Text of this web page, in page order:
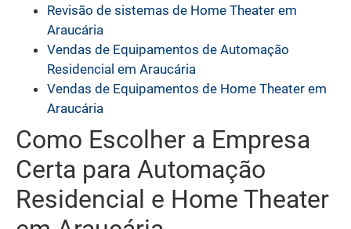
Revisão de sistemas de Home Theater em
Araucária
Vendas de Equipamentos de Automação
Residencial em Araucária
Vendas de Equipamentos de Home Theater em
Araucária
Como Escolher a Empresa
Certa para Automação
Residencial e Home Theater